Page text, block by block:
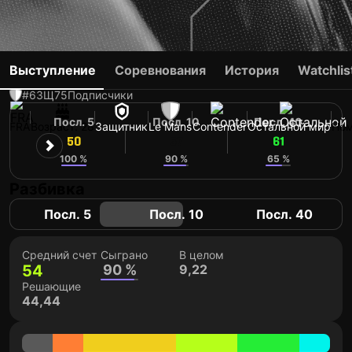
LUCAS BUADES
#6ЗЩ75Подписчики
Возраст: 28ЗащитникLe MansContenderОстальной мир
Выступление Соревнования История
Посл. 5
50
100 %
Посл. 10
90 %
Посл. 40
61
65 %
Посл. 5 Посл. 10 Посл. 40
Средний счет
54
Сыграно
90 %
В целом
9,22
Решающие
44,44